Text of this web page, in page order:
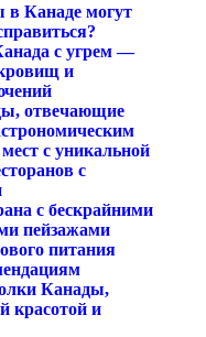
Канаде могут
с угрем —
и
отвечающие
с уникальной
с
с бескрайними
пейзажами
питания
Канады,
красотой и